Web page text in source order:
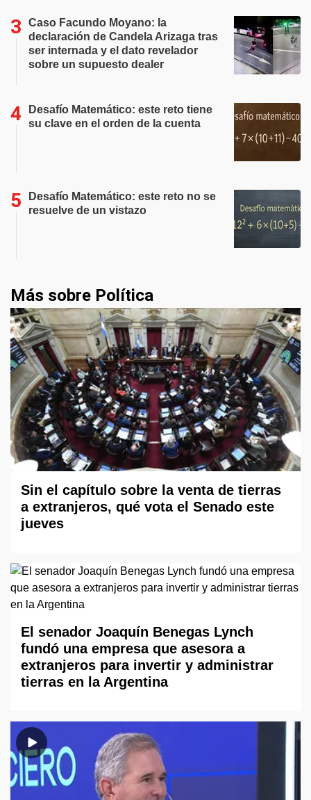
Caso Facundo Moyano: la
declaración de Candela Arizaga tras
ser internada y el dato revelador
sobre un supuesto dealer
Desafío Matemático: este reto tiene
su clave en el orden de la cuenta
Desafío Matemático: este reto no se
resuelve de un vistazo
Más sobre Política
Sin el capítulo sobre la venta de tierras
a extranjeros, qué vota el Senado este
jueves
El senador Joaquín Benegas Lynch
fundó una empresa que asesora a
extranjeros para invertir y administrar
tierras en la Argentina